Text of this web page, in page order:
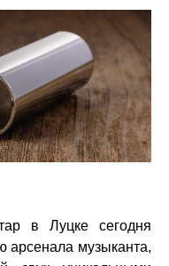
в Луцке сегодня
арсенала музыканта,